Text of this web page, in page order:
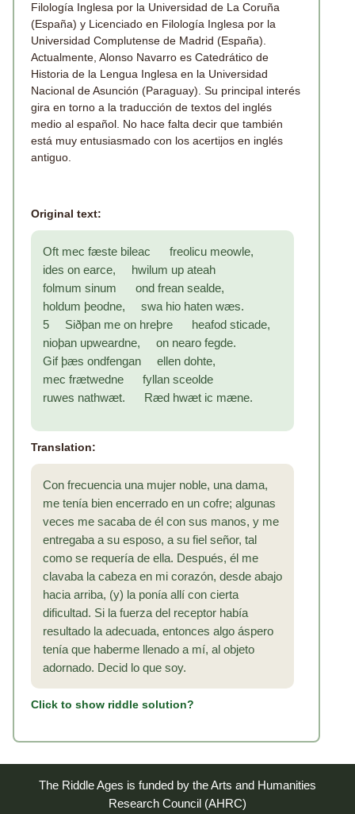
Filología Inglesa por la Universidad de La Coruña
(España) y Licenciado en Filología Inglesa por la
Universidad Complutense de Madrid (España).
Actualmente, Alonso Navarro es Catedrático de
Historia de la Lengua Inglesa en la Universidad
Nacional de Asunción (Paraguay). Su principal interés
gira en torno a la traducción de textos del inglés
medio al español. No hace falta decir que también
está muy entusiasmado con los acertijos en inglés
antiguo.
Original text:
Oft mec fæste bileac freolicu meowle,
ides on earce, hwilum up ateah
folmum sinum ond frean sealde,
holdum þeodne, swa hio haten wæs.
5 Siðþan me on hreþre heafod sticade,
nioþan upweardne, on nearo fegde.
Gif þæs ondfengan ellen dohte,
mec frætwedne fyllan sceolde
ruwes nathwæt. Ræd hwæt ic mæne.
Translation:
Con frecuencia una mujer noble, una dama,
me tenía bien encerrado en un cofre; algunas
veces me sacaba de él con sus manos, y me
entregaba a su esposo, a su fiel señor, tal
como se requería de ella. Después, él me
clavaba la cabeza en mi corazón, desde abajo
hacia arriba, (y) la ponía allí con cierta
dificultad. Si la fuerza del receptor había
resultado la adecuada, entonces algo áspero
tenía que haberme llenado a mí, al objeto
adornado. Decid lo que soy.
Click to show riddle solution?
The Riddle Ages is funded by the Arts and Humanities
Research Council (AHRC)